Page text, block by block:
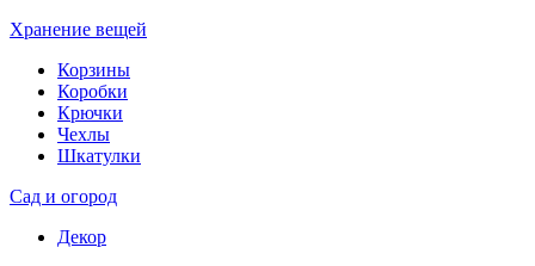
Хранение вещей
Корзины
Коробки
Крючки
Чехлы
Шкатулки
Сад и огород
Декор